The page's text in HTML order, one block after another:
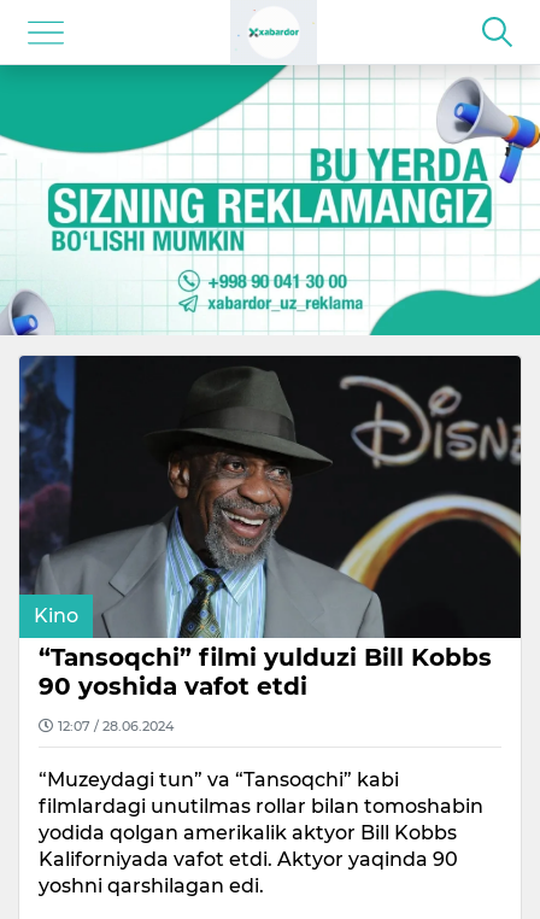
Kino
“Tansoqchi” filmi yulduzi Bill Kobbs
90 yoshida vafot etdi
12:07 / 28.06.2024
“Muzeydagi tun” va “Tansoqchi” kabi
filmlardagi unutilmas rollar bilan tomoshabin
yodida qolgan amerikalik aktyor Bill Kobbs
Kaliforniyada vafot etdi. Aktyor yaqinda 90
yoshni qarshilagan edi.